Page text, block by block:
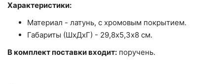
Характеристики:
Материал - латунь, с хромовым покрытием.
Габариты (ШхДхГ) - 29,8х5,3х8 см.
В комплект поставки входит: поручень.